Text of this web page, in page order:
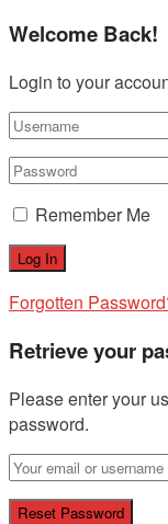
Welcome Back!
Login to your
Remember Me
Forgotten
Retrieve your
Please enter your
password.